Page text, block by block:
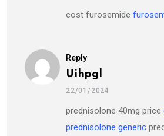
cost furosemide
Reply
Uihpgl
22/01/2024
prednisolone 40mg price
prednisolone generic